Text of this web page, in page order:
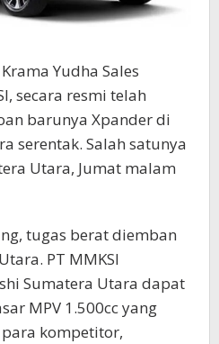
Yudha Sales
secara resmi telah
barunya Xpander di
serentak. Salah satunya
Utara, Jumat malam
tugas berat diemban
PT MMKSI
Sumatera Utara dapat
MPV 1.500cc yang
kompetitor,